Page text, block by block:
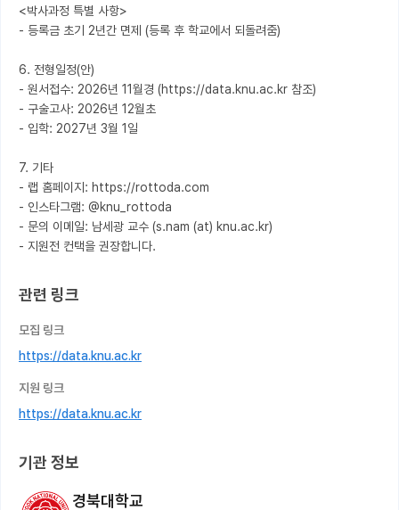
<박사과정 특별 사항>
- 등록금 초기 2년간 면제 (등록 후 학교에서 되돌려줌)
6. 전형일정(안)
- 원서접수: 2026년 11월경 (https://data.knu.ac.kr 참조)
- 구술고사: 2026년 12월초
- 입학: 2027년 3월 1일
7. 기타
- 랩 홈페이지: https://rottoda.com
- 인스타그램: @knu_rottoda
- 문의 이메일: 남세광 교수 (s.nam (at) knu.ac.kr)
- 지원전 컨택을 권장합니다.
관련 링크
모집 링크
https://data.knu.ac.kr
지원 링크
https://data.knu.ac.kr
기관 정보
경북대학교